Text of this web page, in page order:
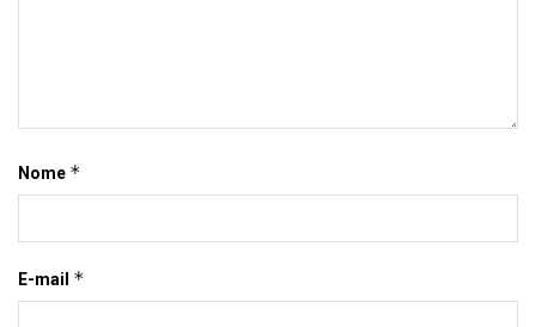
Nome *
E-mail *